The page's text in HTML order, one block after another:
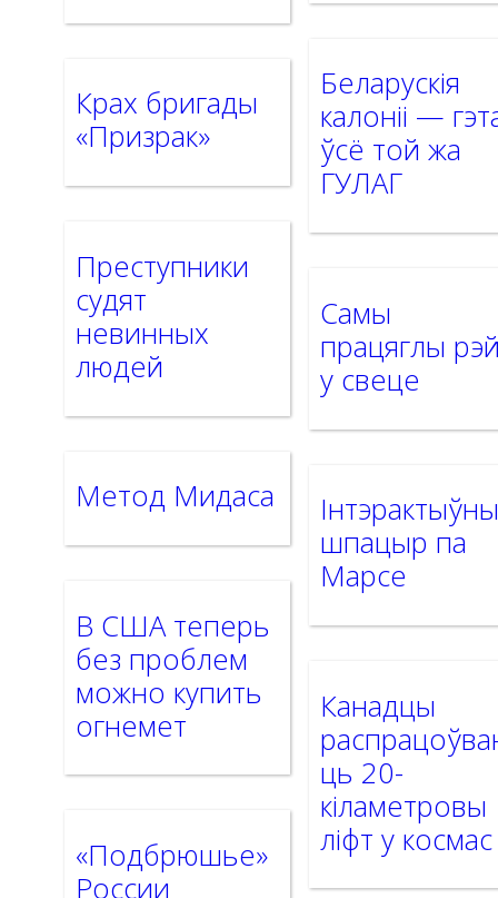
Крах бригады
«Призрак»
Преступники
судят
невинных
людей
Метод Мидаса
В США теперь
без проблем
можно купить
огнемет
«Подбрюшье»
России
Беларускія
калоніі —
ўсё той жа
ГУЛАГ
Самы
працяглы
у свеце
шпацыр па
Марсе
Канадцы
ць 20-
кіламетровы
ліфт у космас